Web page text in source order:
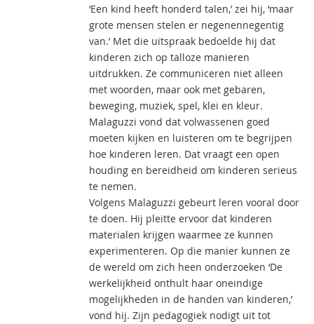
‘Een kind heeft honderd talen,’ zei hij, ‘maar
grote mensen stelen er negenennegentig
van.’ Met die uitspraak bedoelde hij dat
kinderen zich op talloze manieren
uitdrukken. Ze communiceren niet alleen
met woorden, maar ook met gebaren,
beweging, muziek, spel, klei en kleur.
Malaguzzi vond dat volwassenen goed
moeten kijken en luisteren om te begrijpen
hoe kinderen leren. Dat vraagt een open
houding en bereidheid om kinderen serieus
te nemen.
Volgens Malaguzzi gebeurt leren vooral door
te doen. Hij pleitte ervoor dat kinderen
materialen krijgen waarmee ze kunnen
experimenteren. Op die manier kunnen ze
de wereld om zich heen onderzoeken ‘De
werkelijkheid onthult haar oneindige
mogelijkheden in de handen van kinderen,’
vond hij. Zijn pedagogiek nodigt uit tot